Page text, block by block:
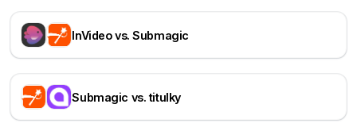
InVideo vs. Submagic
Submagic vs. titulky